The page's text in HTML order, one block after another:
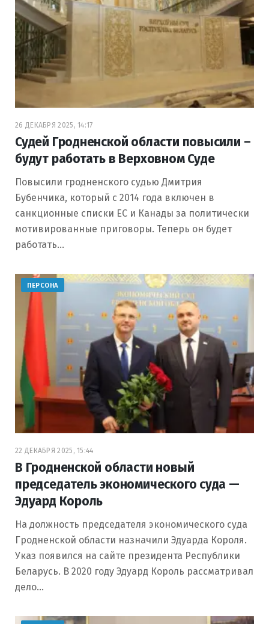
26 ДЕКАБРЯ 2025, 14:17
Судей Гродненской области повысили –
будут работать в Верховном Суде
Повысили гродненского судью Дмитрия
Бубенчика, который с 2014 года включен в
санкционные списки ЕС и Канады за политически
мотивированные приговоры. Теперь он будет
работать…
ПЕРСОНА
22 ДЕКАБРЯ 2025, 15:44
В Гродненской области новый
председатель экономического суда —
Эдуард Король
На должность председателя экономического суда
Гродненской области назначили Эдуарда Короля.
Указ появился на сайте президента Республики
Беларусь. В 2020 году Эдуард Король рассматривал
дело…